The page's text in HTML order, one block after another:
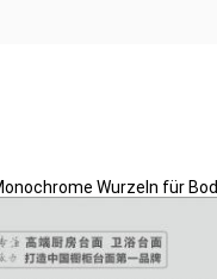
Wurzeln für